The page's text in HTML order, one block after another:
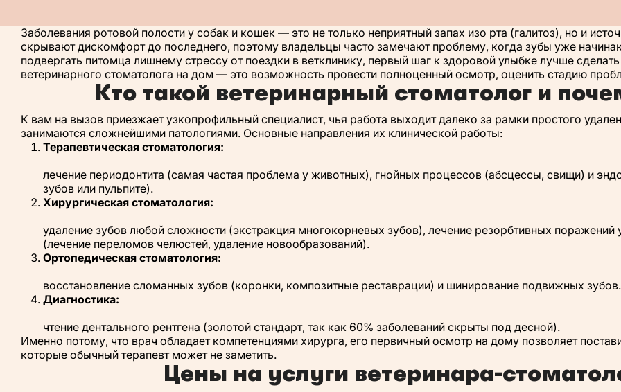
Заболевания ротовой полости у собак и кошек — это не только неприятный запах изо рта (галитоз), но и
скрывают дискомфорт до последнего, поэтому владельцы часто замечают проблему, когда зубы уже
подвергать питомца лишнему стрессу от поездки в ветклинику, первый шаг к здоровой улыбке лучше
ветеринарного стоматолога на дом — это возможность провести полноценный осмотр, оценить стадию
Кто такой ветеринарный стоматолог и
К вам на вызов приезжает узкопрофильный специалист, чья работа выходит далеко за рамки простого
занимаются сложнейшими патологиями. Основные направления их клинической работы:
Терапевтическая стоматология:
лечение периодонтита (самая частая проблема у животных), гнойных процессов (абсцессы, свищи) и
зубов или пульпите).
Хирургическая стоматология:
удаление зубов любой сложности (экстракция многокорневых зубов), лечение резорбтивных
(лечение переломов челюстей, удаление новообразований).
Ортопедическая стоматология:
восстановление сломанных зубов (коронки, композитные реставрации) и шинирование подвижных зубов.
Диагностика:
чтение дентального рентгена (золотой стандарт, так как 60% заболеваний скрыты под десной).
Именно потому, что врач обладает компетенциями хирурга, его первичный осмотр на дому позволяет
которые обычный терапевт может не заметить.
Цены на услуги ветеринара-